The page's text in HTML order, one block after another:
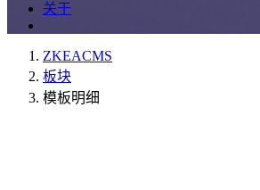
关于
ZKEACMS
板块
模板明细